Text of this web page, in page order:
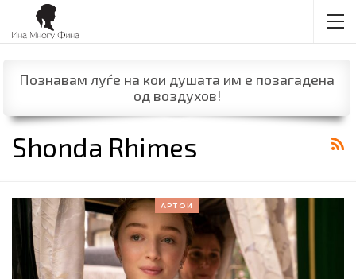
Познавам луѓе на кои душата им е позагадена
од воздухов!
Shonda Rhimes
АРТОИ